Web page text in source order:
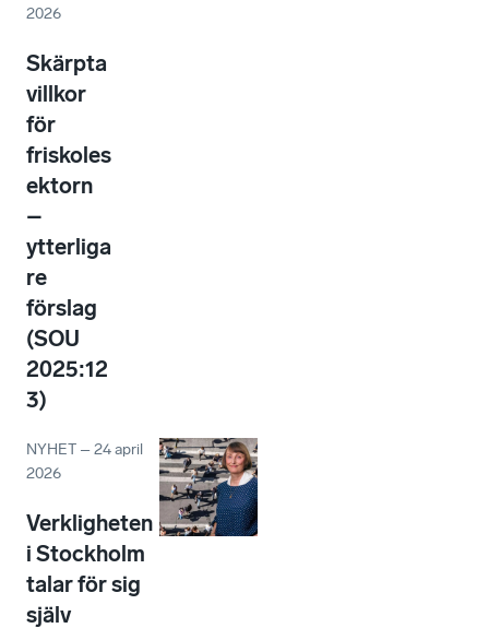
2026
Skärpta
villkor
för
friskoles
ektorn
–
ytterliga
re
förslag
(SOU
2025:12
3)
NYHET –24 april
2026
Verkligheten
i Stockholm
talar för sig
själv